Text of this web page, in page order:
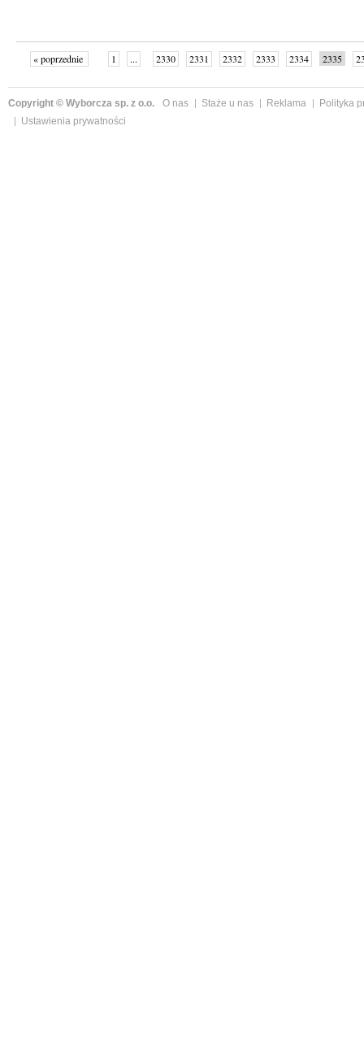
« poprzednie 1 ... 2330 2331 2332 2333 2334 2335
Copyright © Wyborcza sp. z o.o. O nas Staże u nas Reklama
Polityka
Ustawienia prywatności